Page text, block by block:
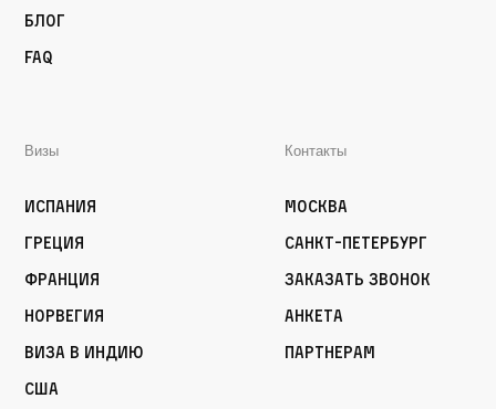
Блог
FAQ
Визы
Испания
Греция
Франция
Норвегия
Виза в Индию
США
Контакты
Москва
Санкт-Петербург
Заказать звонок
Анкета
Партнерам